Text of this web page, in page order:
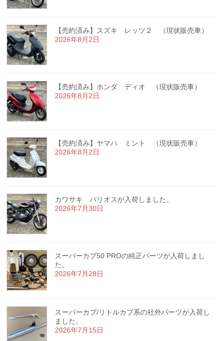
【売約済み】スズキ レッツ２ （現状販売車）
2026年8月2日
【売約済み】ホンダ ディオ （現状販売車）
2026年8月2日
【売約済み】ヤマハ ミント （現状販売車）
2026年8月2日
カワサキ バリオスが入荷しました。
2026年7月30日
スーパーカブ50 PROの純正パーツが入荷しまし
た。
2026年7月28日
スーパーカブ/リトルカブ系の社外パーツが入荷し
ました。
2026年7月15日